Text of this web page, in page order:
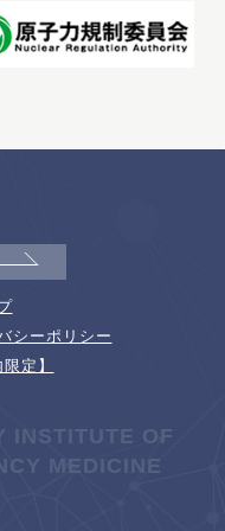
シーポリシー
定】
INSTITUTE OF
MEDICINE